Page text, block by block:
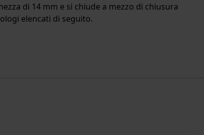
di 14 mm e si chiude a mezzo di chiusura
elencati di seguito.